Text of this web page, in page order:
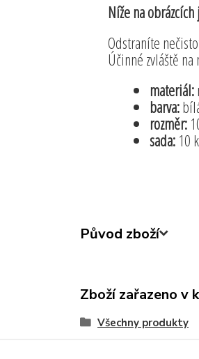
Níže na
Odstraníte
Účinné zvláště
materiál:
barva:
rozměr:
sada:10
Původ zboží
Zboží zařazeno v
Všechny produkty